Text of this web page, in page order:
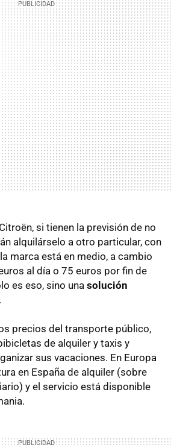
si tienen la previsión de no
alquilárselo a otro particular, con
marca está en medio, a cambio
al día o 75 euros por fin de
es eso, sino una solución
.
precios del transporte público,
de alquiler y taxis y
sus vacaciones. En Europa
en España de alquiler (sobre
y el servicio está disponible